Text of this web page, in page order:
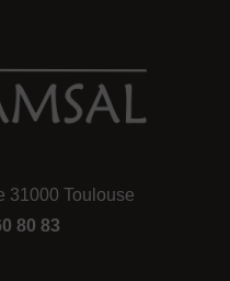
31000 Toulouse
80 83